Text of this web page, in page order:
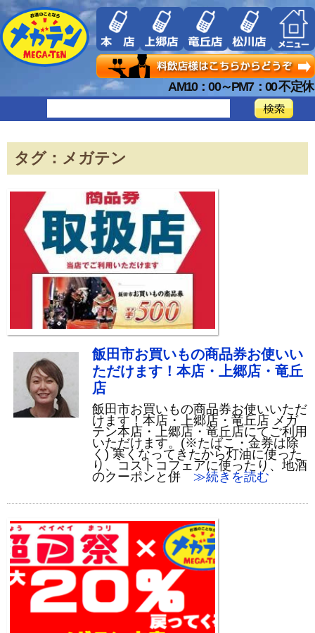
AM10：00～PM7：00 不定休
タグ：メガテン
飯田市お買いもの商品券お使いい
ただけます！本店・上郷店・竜丘
店
飯田市お買いもの商品券お使いいただ
けます！本店・上郷店・竜丘店 メガ
テン本店・上郷店・竜丘店にてご利用
いただけます。(※たばこ・金券は除
く) 寒くなってきたから灯油に使った
り、コストコフェアに使ったり、地酒
のクーポンと併≫続きを読む